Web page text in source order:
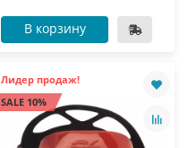
В корзину
Лидер продаж!
SALE 10%